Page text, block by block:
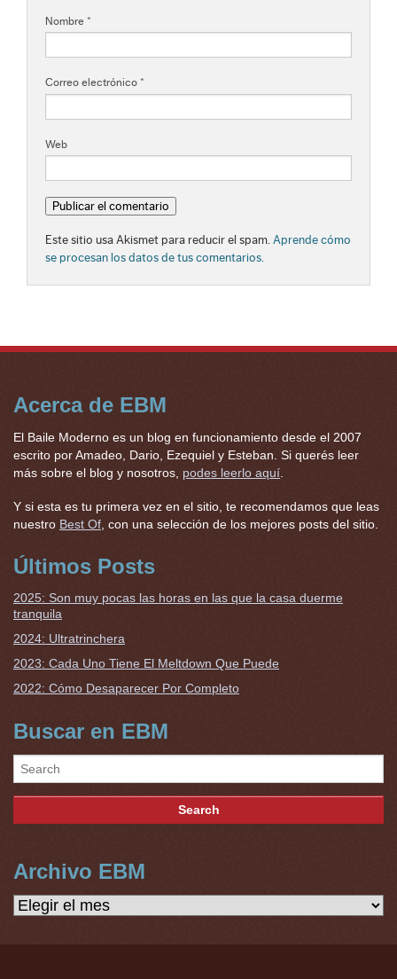
Nombre *
Correo electrónico *
Web
Este sitio usa Akismet para reducir el spam. Aprende cómo
se procesan los datos de tus comentarios.
Acerca de EBM
El Baile Moderno es un blog en funcionamiento desde el 2007
escrito por Amadeo, Dario, Ezequiel y Esteban. Si querés leer
más sobre el blog y nosotros, podes leerlo aquí
Y si esta es tu primera vez en el sitio, te recomendamos que leas
nuestro Best Of , con una selección de los mejores posts del sitio.
Últimos Posts
2025: Son muy pocas las horas en las que la casa duerme
tranquila
2024: Ultratrinchera
2023: Cada Uno Tiene El Meltdown Que Puede
2022: Cómo Desaparecer Por Completo
Buscar en EBM
Archivo EBM
Archivo
EBM